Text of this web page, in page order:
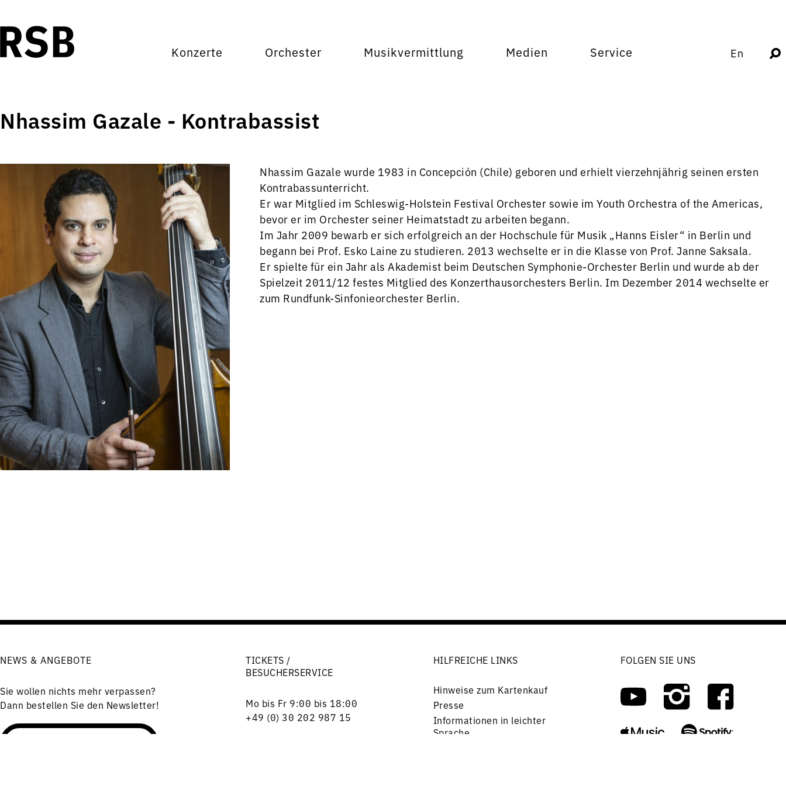
Konzerte Orchester Musikvermittlung Medien Service En
Nhassim Gazale - Kontrabassist
Nhassim Gazale wurde 1983 in Concepción (Chile) geboren und erhielt vierzehnjährig seinen ersten
Kontrabassunterricht.
Er war Mitglied im Schleswig-Holstein Festival Orchester sowie im Youth Orchestra of the Americas,
bevor er im Orchester seiner Heimatstadt zu arbeiten begann.
Im Jahr 2009 bewarb er sich erfolgreich an der Hochschule für Musik „Hanns Eisler“ in Berlin und
begann bei Prof. Esko Laine zu studieren. 2013 wechselte er in die Klasse von Prof. Janne Saksala.
Er spielte für ein Jahr als Akademist beim Deutschen Symphonie-Orchester Berlin und wurde ab der
Spielzeit 2011/12 festes Mitglied des Konzerthausorchesters Berlin. Im Dezember 2014 wechselte er
zum Rundfunk-Sinfonieorchester Berlin.
NEWS & ANGEBOTE
Sie wollen nichts mehr verpassen?
Dann bestellen Sie den Newsletter!
TICKETS /
BESUCHERSERVICE
Mo bis Fr 9:00 bis 18:00
+49 (0) 30 202 987 15
HILFREICHE LINKS
Hinweise zum Kartenkauf
Presse
Informationen in leichter
Sprache
FOLGEN SIE UNS